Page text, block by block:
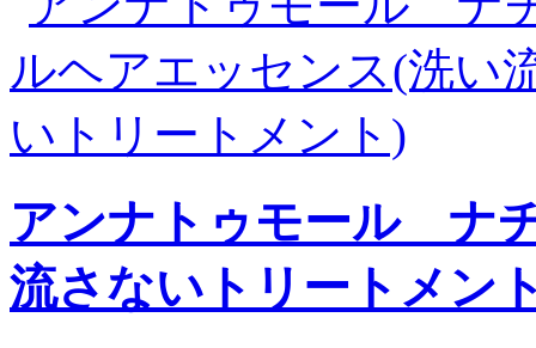
アンナトゥモール ナ
流さないトリートメン